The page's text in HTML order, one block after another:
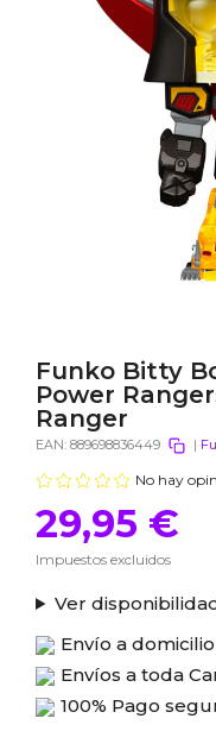
Funko Bitty
Power
Ranger
EAN: 889698836449 |
No hay
29,95 €
Impuestos excluidos
Ver
Envío a
Envíos a toda
100% Pago